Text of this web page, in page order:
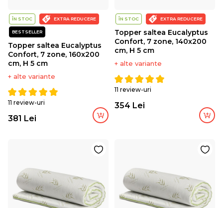
ÎN STOC EXTRA REDUCERE
BESTSELLER
Topper saltea Eucalyptus
Confort, 7 zone, 160x200
cm, H 5 cm
+ alte variante
11 review-uri
381 Lei
ÎN STOC EXTRA REDUCERE
Topper saltea Eucalyptus
Confort, 7 zone, 140x200
cm, H 5 cm
+ alte variante
11 review-uri
354 Lei